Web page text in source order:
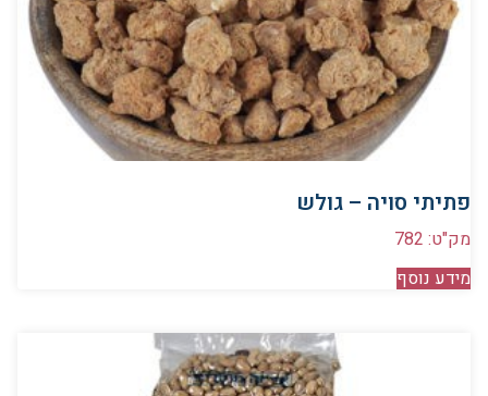
פתיתי סויה – גולש
מק"ט: 782
מידע נוסף